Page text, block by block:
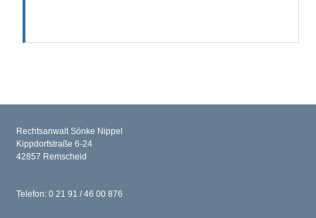
Rechtsanwalt Sönke Nippel
Kippdorfstraße 6-24
42857 Remscheid
Telefon: 0 21 91 / 46 00 876